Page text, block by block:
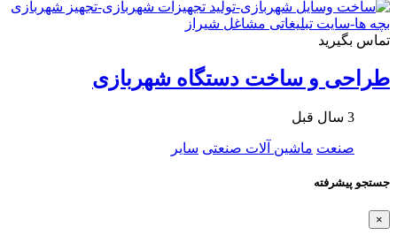
تماس بگیرید
طراحی و ساخت دستگاه شهربازی
3 سال قبل
صنعت ماشین آلات صنعتی سایر
جستجو پیشرفته
×